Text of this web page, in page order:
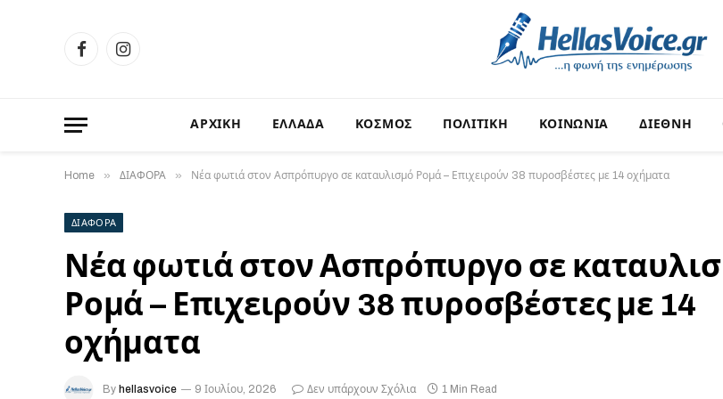
FacebookInstagram
ΑΡΧΙΚΗ ΕΛΛΑΔΑ ΚΟΣΜΟΣ ΠΟΛΙΤΙΚΗ ΚΟΙΝΩΝΙΑ ΔΙΕΘΝΗ
Home » ΔΙΑΦΟΡΑ » Νέα φωτιά στον Ασπρόπυργο σε καταυλισμό Ρομά – Επιχειρούν 38 πυροσβέστες με 14 οχήματα
ΔΙΑΦΟΡΑ
Νέα φωτιά στον Ασπρόπυργο σε
Ρομά – Επιχειρούν 38 πυροσβέστες με 14
οχήματα
By hellasvoice 9 Ιουλίου, 2026 Δεν υπάρχουν Σχόλια 1 Min Read